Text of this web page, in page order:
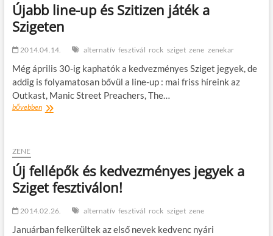
európai
fesztivál
Újabb line-up és Szitizen játék a
Szigeten
2014.04.14. alternatív fesztivál rock sziget zene zenekar
Még április 30-ig kaphatók a kedvezményes Sziget jegyek, de
addig is folyamatosan bővül a line-up : mai friss híreink az
Outkast, Manic Street Preachers, The…
bővebbenÚjabb
a
Szigeten
ZENE
Új fellépők és kedvezményes jegyek a
Sziget fesztiválon!
2014.02.26. alternatív fesztivál rock sziget zene
Januárban felkerültek az első nevek kedvenc nyári